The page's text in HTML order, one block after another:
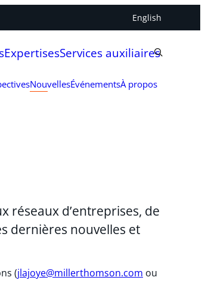
English
ExpertisesServices auxiliaires
NouvellesÉvénementsÀ propos
réseaux d’entreprises, de
dernières nouvelles et
(jlajoye@millerthomson.com ou